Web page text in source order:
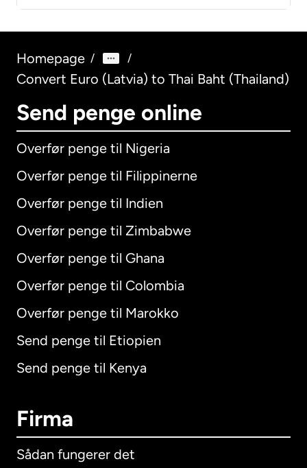
Homepage / /
Convert Euro (Latvia) to Thai Baht (Thailand)
Send penge online
Overfør penge til Nigeria
Overfør penge til Filippinerne
Overfør penge til Indien
Overfør penge til Zimbabwe
Overfør penge til Ghana
Overfør penge til Colombia
Overfør penge til Marokko
Send penge til Etiopien
Send penge til Kenya
Firma
Sådan fungerer det